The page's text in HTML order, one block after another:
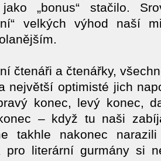
„bonus“ stačilo.
velkých výhod naší
čtenáři a čtenářky,
největší optimisté jich
konec, levý konec,
– když tu naši
takhle nakonec
pro literární gurmány si